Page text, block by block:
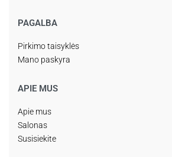
PAGALBA
Pirkimo taisyklės
Mano paskyra
APIE MUS
Apie mus
Salonas
Susisiekite